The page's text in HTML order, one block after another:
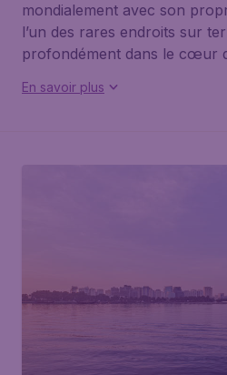
mondialement avec son
l’un des rares endroits sur
profondément dans le cœur
En savoir plus